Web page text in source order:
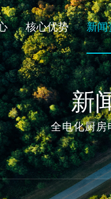
核心优势 新闻
心 核心优
新
全电化厨房